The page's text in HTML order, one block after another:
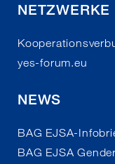
NETZWERKE
yes-forum.eu
NEWS
BAG EJSA-
BAG EJSA